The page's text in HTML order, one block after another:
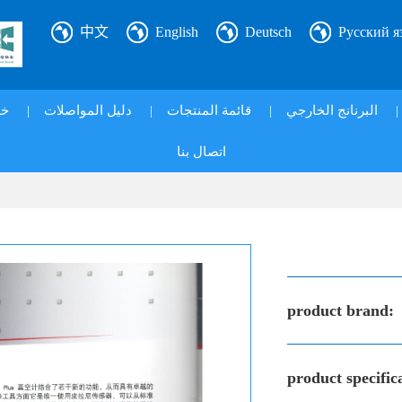
中文 English Deutsch Русский
| البرنانج الخارجي | قائمة المنتجات | دليل المواصلات |
اتصال بنا
product brand:
product